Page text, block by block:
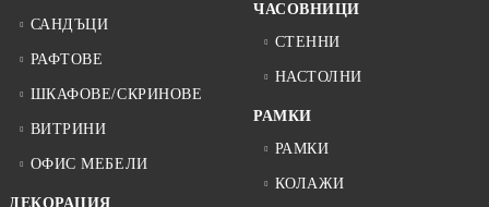
САНДЪЦИ
РАФТОВЕ
ШКАФОВЕ/СКРИНОВЕ
ВИТРИНИ
ОФИС МЕБЕЛИ
ДЕКОРАЦИЯ
ЧАСОВНИЦИ
СТЕННИ
НАСТОЛНИ
РАМКИ
РАМКИ
КОЛАЖИ